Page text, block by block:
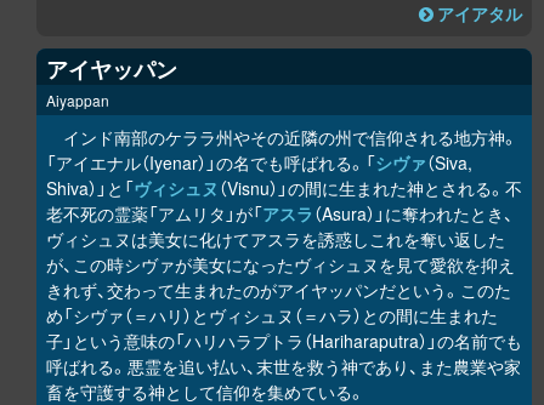
アイアタル
アイヤッパン
Aiyappan
インド南部のケララ州やその近隣の州で信仰される地方神。
「アイエナル（Iyenar）」の名でも呼ばれる。「シヴァ（Siva,
Shiva）」と「ヴィシュヌ （Visnu）」の間に生まれた神とされる。不
老不死の霊薬「アムリタ」が「アスラ （Asura）」に奪われたとき、
ヴィシュヌは美女に化けてアスラを誘惑しこれを奪い返した
が、この時シヴァが美女になったヴィシュヌを見て愛欲を抑え
きれず、交わって生まれたのがアイヤッパンだという。このた
め「シヴァ（＝ハリ）とヴィシュヌ（＝ハラ）との間に生まれた
子」という意味の「ハリハラプトラ（Hariharaputra）」の名前でも
呼ばれる。悪霊を追い払い、末世を救う神であり、また農業や家
畜を守護する神として信仰を集めている。